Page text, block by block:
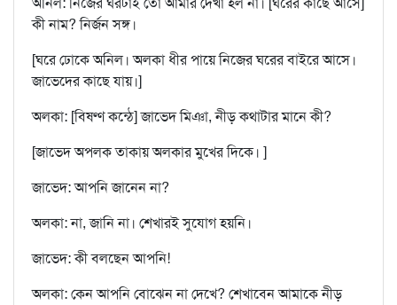
কী নাম? নির্জন সঙ্গ।
[ঘরে ঢোকে অনিল। অলকা ধীর পায়ে নিজের ঘরের বাইরে আসে।
জাভেদের কাছে যায়।]
অলকা: [বিষণ্ণ কন্ঠে] জাভেদ মিঞা, নীড় কথাটার মানে কী?
[জাভেদ অপলক তাকায় অলকার মুখের দিকে। ]
জাভেদ: আপনি জানেন না?
অলকা: না, জানি না। শেখারই সুযোগ হয়নি।
জাভেদ: কী বলছেন আপনি!
অলকা: কেন আপনি বোঝেন না দেখে? শেখাবেন আমাকে নীড়